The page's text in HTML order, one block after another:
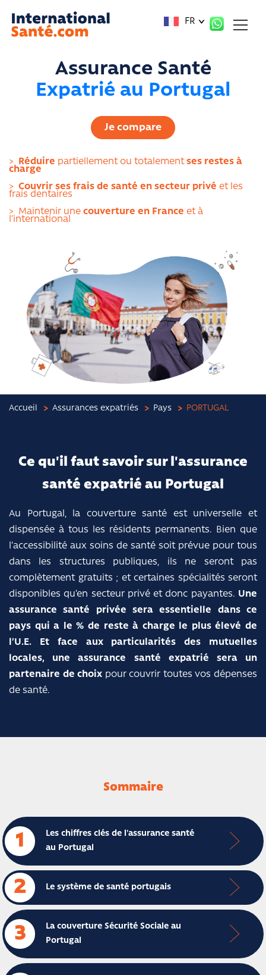
FR
Assurance Santé
Expatrié au Portugal
Je compare
> Réduire partiellement ou totalementses restes à
charge
> Couvrir ses frais de santé en secteur privé et les
frais dentaires
>
Maintenir une couverture en France et à
l’international
Accueil Assurances expatriés Pays PORTUGAL
Ce qu'il faut savoir sur l'assurance
santé expatrié au Portugal
Au Portugal, la couverture santé est universelle et
dispensée à tous les résidents permanents. Bien que
l’accessibilité aux soins de santé soit prévue pour tous
dans les structures publiques, ils ne seront pas
complètement gratuits ; et certaines spécialités seront
disponibles qu’en secteur privé et donc payantes. Une
assurance santé privée sera essentielle dans ce
pays qui a le % de reste à charge le plus élevé de
l’U.E. Et face aux particularités des mutuelles
locales, une assurance santé expatrié sera un
partenaire de choix pour couvrir toutes vos dépenses
de santé.
Sommaire
1
Les chiffres clés de l'assurance santé
au Portugal
2 Le système de santé portugais
3
La couverture Sécurité Sociale au
Portugal